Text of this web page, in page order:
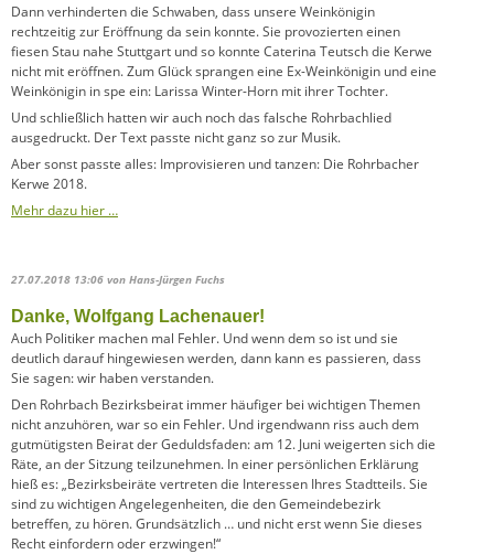
Dann verhinderten die Schwaben, dass unsere Weinkönigin
rechtzeitig zur Eröffnung da sein konnte. Sie provozierten einen
fiesen Stau nahe Stuttgart und so konnte Caterina Teutsch die Kerwe
nicht mit eröffnen. Zum Glück sprangen eine Ex-Weinkönigin und eine
Weinkönigin in spe ein: Larissa Winter-Horn mit ihrer Tochter.
Und schließlich hatten wir auch noch das falsche Rohrbachlied
ausgedruckt. Der Text passte nicht ganz so zur Musik.
Aber sonst passte alles: Improvisieren und tanzen: Die Rohrbacher
Kerwe 2018.
Mehr dazu hier …
27.07.2018 13:06 von Hans-Jürgen Fuchs
Danke, Wolfgang Lachenauer!
Auch Politiker machen mal Fehler. Und wenn dem so ist und sie
deutlich darauf hingewiesen werden, dann kann es passieren, dass
Sie sagen: wir haben verstanden.
Den Rohrbach Bezirksbeirat immer häufiger bei wichtigen Themen
nicht anzuhören, war so ein Fehler. Und irgendwann riss auch dem
gutmütigsten Beirat der Geduldsfaden: am 12. Juni weigerten sich die
Räte, an der Sitzung teilzunehmen. In einer persönlichen Erklärung
hieß es: „Bezirksbeiräte vertreten die Interessen Ihres Stadtteils. Sie
sind zu wichtigen Angelegenheiten, die den Gemeindebezirk
betreffen, zu hören. Grundsätzlich … und nicht erst wenn Sie dieses
Recht einfordern oder erzwingen!“